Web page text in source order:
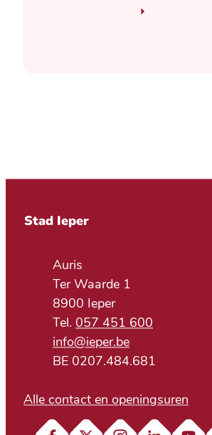
Contact & openingsuren
Stad Ieper
AdresAuris
Ter Waarde 1
,8900 Ieper
057 451 600
E-mailinfo@ieper.be
BTW nr.BE 0207.484.681
Alle contact en openingsuren